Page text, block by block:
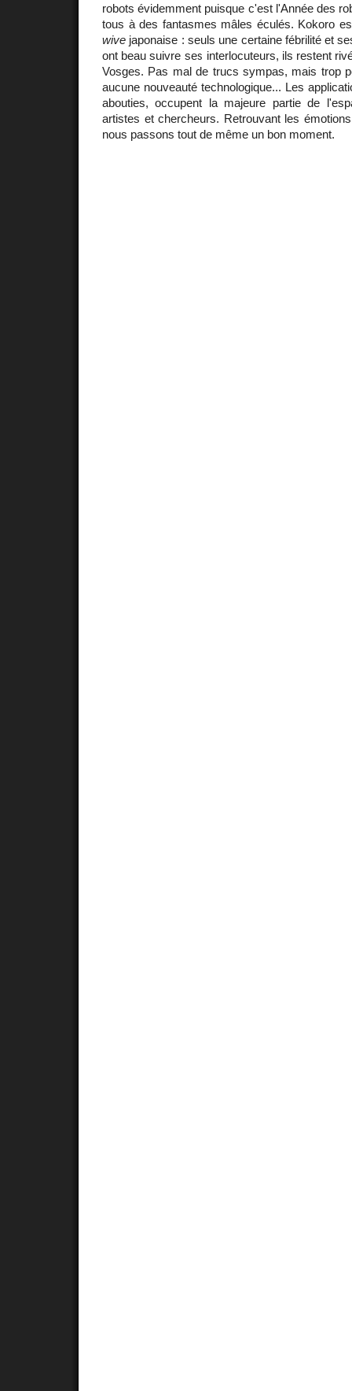
robots évidemment puisque c'est l'Année des
tous à des fantasmes mâles éculés. Kokoro
wive japonaise : seuls une certaine fébrilité et
ont beau suivre ses interlocuteurs, ils restent
Vosges. Pas mal de trucs sympas, mais trop
aucune nouveauté technologique... Les
abouties, occupent la majeure partie de
artistes et chercheurs. Retrouvant les
nous passons tout de même un bon moment.